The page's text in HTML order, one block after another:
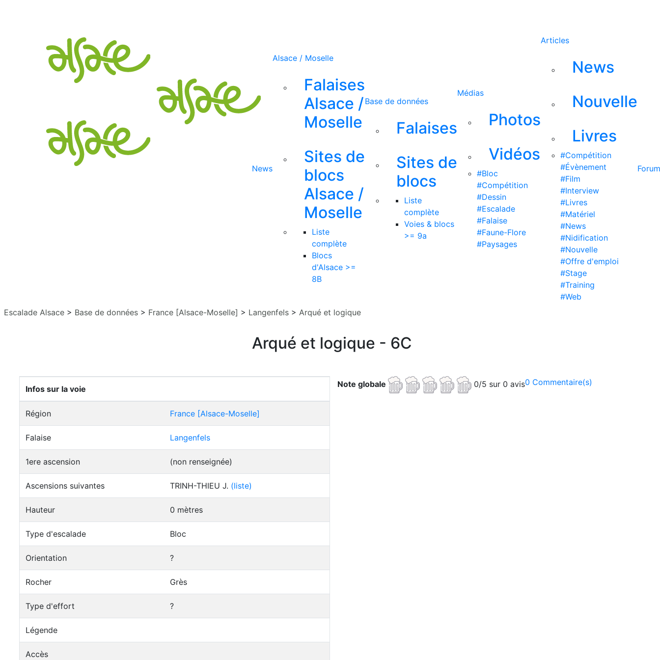
News
Alsace / Moselle
Falaises
Alsace /
Moselle
Sites de
blocs
Alsace /
Moselle
Liste
complète
Blocs
d'Alsace >=
8B
Base de données
Falaises
Sites de
blocs
Liste
complète
Voies & blocs
>= 9a
Médias
Photos
Vidéos
#Bloc
#Compétition
#Dessin
#Escalade
#Falaise
#Faune-Flore
#Paysages
Articles
News
Nouvelle
Livres
#Compétition
#Évènement
#Film
#Interview
#Livres
#Matériel
#News
#Nidification
#Nouvelle
#Offre d'emploi
#Stage
#Training
#Web
Forum
Escalade Alsace > Base de données > France [Alsace-Moselle] > Langenfels > Arqué et logique
Arqué et logique - 6C
Infos sur la voie
Région France [Alsace-Moselle]
Falaise Langenfels
1ere ascension (non renseignée)
Ascensions suivantes TRINH-THIEU J. (liste)
Hauteur 0 mètres
Type d'escalade Bloc
Orientation ?
Rocher Grès
Type d'effort ?
Légende
Accès
0 Commentaire(s)
Note globale 0/5 sur 0 avis